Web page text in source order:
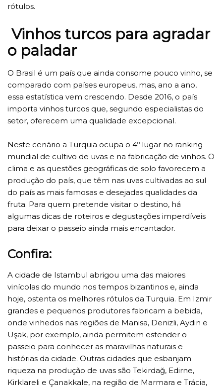
rótulos.
Vinhos turcos para agradar
o paladar
O Brasil é um país que ainda consome pouco vinho, se
comparado com países europeus, mas, ano a ano,
essa estatística vem crescendo. Desde 2016, o país
importa vinhos turcos que, segundo especialistas do
setor, oferecem uma qualidade excepcional.
Neste cenário a Turquia ocupa o 4º lugar no ranking
mundial de cultivo de uvas e na fabricação de vinhos. O
clima e as questões geográficas de solo favorecem a
produção do país, que têm nas uvas cultivadas ao sul
do país as mais famosas e desejadas qualidades da
fruta. Para quem pretende visitar o destino, há
algumas dicas de roteiros e degustações imperdíveis
para deixar o passeio ainda mais encantador.
Confira:
A cidade de Istambul abrigou uma das maiores
vinícolas do mundo nos tempos bizantinos e, ainda
hoje, ostenta os melhores rótulos da Turquia. Em Izmir
grandes e pequenos produtores fabricam a bebida,
onde vinhedos nas regiões de Manisa, Denizli, Aydin e
Uşak, por exemplo, ainda permitem estender o
passeio para conhecer as maravilhas naturais e
histórias da cidade. Outras cidades que esbanjam
riqueza na produção de uvas são Tekirdağ, Edirne,
Kirklareli e Çanakkale, na região de Marmara e Trácia,